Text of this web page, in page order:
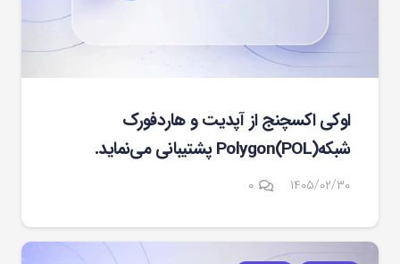
اوکی اکسچنج از آپدیت و هاردفورک
شبکهPolygon(POL) پشتیبانی می‌نماید.
۱۴۰۵/۰۲/۳۰ ۰